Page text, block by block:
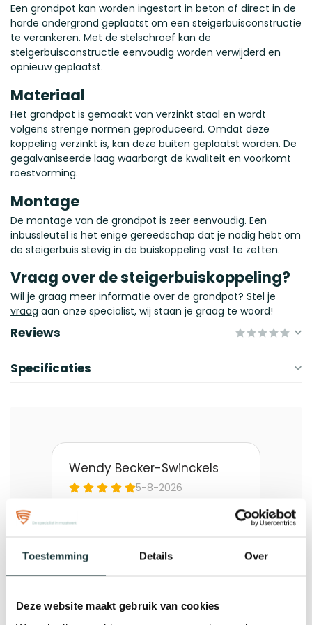
Toestemming Details Over
Deze website maakt gebruik van cookies
Een grondpot kan worden ingestort in beton of direct in de
harde ondergrond geplaatst om een steigerbuisconstructie
te verankeren. Met de stelschroef kan de
steigerbuisconstructie eenvoudig worden verwijderd en
opnieuw geplaatst.
Materiaal
Het grondpot is gemaakt van verzinkt staal en wordt
volgens strenge normen geproduceerd. Omdat deze
koppeling verzinkt is, kan deze buiten geplaatst worden. De
gegalvaniseerde laag waarborgt de kwaliteit en voorkomt
roestvorming.
Montage
De montage van de grondpot is zeer eenvoudig. Een
inbussleutel is het enige gereedschap dat je nodig hebt om
de steigerbuis stevig in de buiskoppeling vast te zetten.
Vraag over de steigerbuiskoppeling?
Wil je graag meer informatie over de grondpot? Stel je
vraag aan onze specialist, wij staan je graag te woord!
Reviews
Specificaties